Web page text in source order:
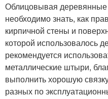
Облицовывая
необходимо знать, как
кирпичной стены и
которой использовалось
рекомендуется
металлические штыри,
выполнить хорошую
разных по